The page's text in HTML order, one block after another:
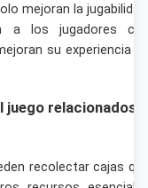
mejoran la
a los jugadores
su experiencia
juego relacionados
recolectar cajas